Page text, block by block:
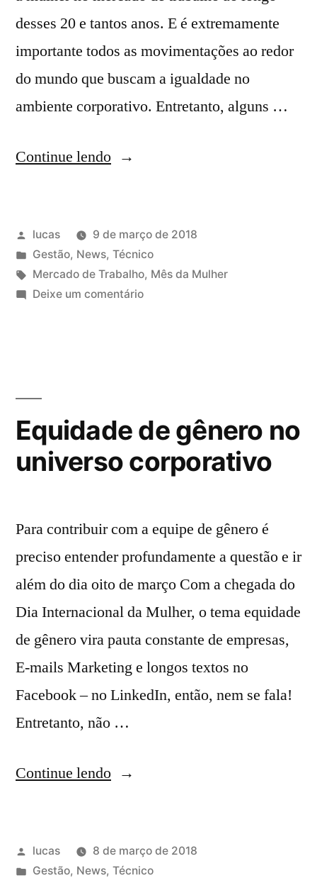
desses 20 e tantos anos. E é extremamente
importante todos as movimentações ao redor
do mundo que buscam a igualdade no
ambiente corporativo. Entretanto, alguns …
Continue lendo
lucas
9 de março de 2018
Gestão, News, Técnico
Mercado de Trabalho, Mês da Mulher
Deixe um comentário
Equidade de gênero no
universo corporativo
Para contribuir com a equipe de gênero é
preciso entender profundamente a questão e ir
além do dia oito de março Com a chegada do
Dia Internacional da Mulher, o tema equidade
de gênero vira pauta constante de empresas,
E-mails Marketing e longos textos no
Facebook – no LinkedIn, então, nem se fala!
Entretanto, não …
Continue lendo
lucas
8 de março de 2018
Gestão, News, Técnico